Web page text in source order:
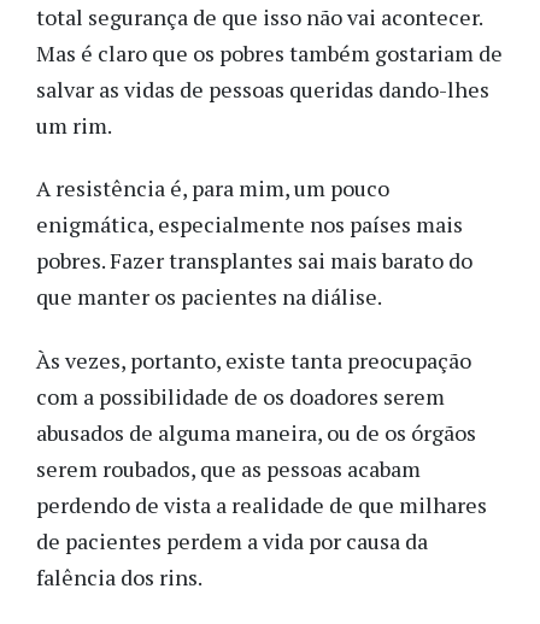
total segurança de que isso não vai acontecer.
Mas é claro que os pobres também gostariam de
salvar as vidas de pessoas queridas dando-lhes
um rim.
A resistência é, para mim, um pouco
enigmática, especialmente nos países mais
pobres. Fazer transplantes sai mais barato do
que manter os pacientes na diálise.
Às vezes, portanto, existe tanta preocupação
com a possibilidade de os doadores serem
abusados de alguma maneira, ou de os órgãos
serem roubados, que as pessoas acabam
perdendo de vista a realidade de que milhares
de pacientes perdem a vida por causa da
falência dos rins.